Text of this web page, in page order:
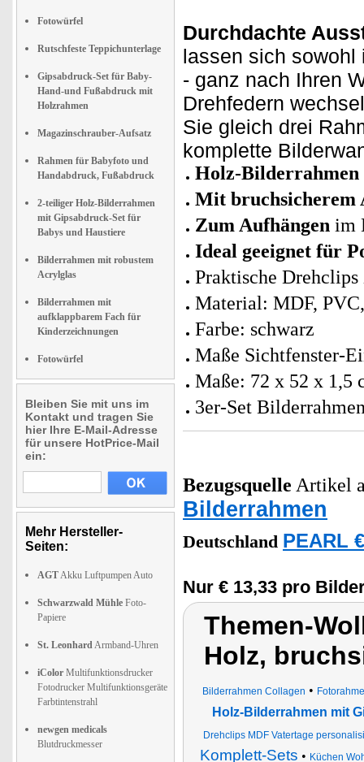
Fotowürfel
Rutschfeste Teppichunterlage
Gipsabdruck-Set für Baby-
Hand-und Fußabdruck mit
Holzrahmen
Magazinschrauber-Aufsatz
Rahmen für Babyfoto und
Handabdruck, Fußabdruck
2-teiliger Holz-Bilderrahmen
mit Gipsabdruck-Set für
Babys und Haustiere
Bilderrahmen mit robustem
Acrylglas
Bilderrahmen mit
aufklappbarem Fach für
Kinderzeichnungen
Fotowürfel
Bleiben Sie mit uns im
Kontakt und tragen Sie
hier Ihre E-Mail-Adresse
für unsere HotPrice-Mail
ein:
Mehr Hersteller-
Seiten:
AGTAkku Luftpumpen Auto
Schwarzwald Mühle Foto-
Papiere
St. LeonhardArmband-Uhren
iColor Multifunktionsdrucker
Fotodrucker Multifunktionsgeräte
Farbtintenstrahl
newgen medicals
Blutdruckmesser
Durchdachte
lassen sich sowohl
- ganz nach Ihren
Drehfedern
Sie gleich drei
komplette
Holz-Bilderrahmen
Mit bruchsicherem
Zum Aufhängen im
Ideal geeignet für
Praktische
Material: MDF,
Farbe: schwarz
Maße Sichtfenster-
Maße: 72 x 52 x 1,5
3er-Set
Bezugsquelle Artikel
Bilderrahmen
Deutschland PEARL
Nur € 13,33 pro
Themen-
Holz,
Bilderrahmen Collagen •
Holz-Bilderrahmen mit
Drehclips MDF Vatertage
Komplett-Sets • Küchen